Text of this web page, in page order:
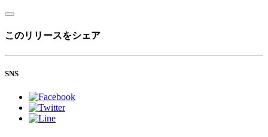
このリリースをシェア
SNS